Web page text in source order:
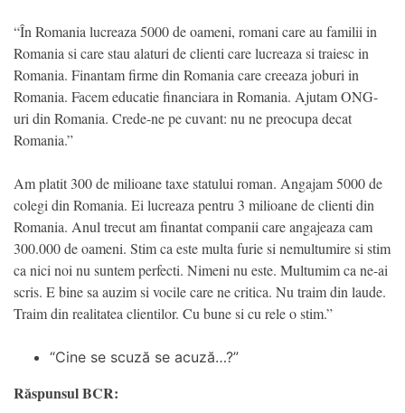
“În Romania lucreaza 5000 de oameni, romani care au familii in
Romania si care stau alaturi de clienti care lucreaza si traiesc in
Romania. Finantam firme din Romania care creeaza joburi in
Romania. Facem educatie financiara in Romania. Ajutam ONG-
uri din Romania. Crede-ne pe cuvant: nu ne preocupa decat
Romania.”
Am platit 300 de milioane taxe statului roman. Angajam 5000 de
colegi din Romania. Ei lucreaza pentru 3 milioane de clienti din
Romania. Anul trecut am finantat companii care angajeaza cam
300.000 de oameni. Stim ca este multa furie si nemultumire si stim
ca nici noi nu suntem perfecti. Nimeni nu este. Multumim ca ne-ai
scris. E bine sa auzim si vocile care ne critica. Nu traim din laude.
Traim din realitatea clientilor. Cu bune si cu rele o stim.”
“Cine se scuză se acuză…?”
Răspunsul BCR: